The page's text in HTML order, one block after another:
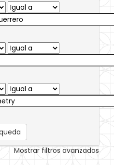
Mostrar filtros avanzados